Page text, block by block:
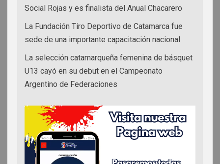
Social Rojas y es finalista del Anual Chacarero
La Fundación Tiro Deportivo de Catamarca fue
sede de una importante capacitación nacional
La selección catamarqueña femenina de básquet
U13 cayó en su debut en el Campeonato
Argentino de Federaciones